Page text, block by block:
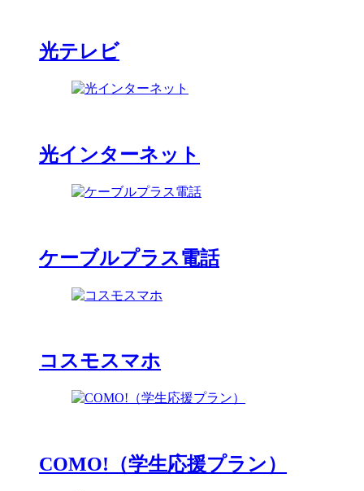
光テレビ
光インターネット
ケーブルプラス電話
コスモスマホ
COMO!（学生応援プラン）